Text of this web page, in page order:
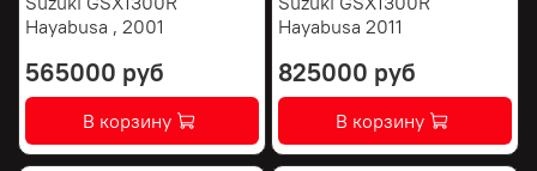
Hayabusa , 2001
565000 руб
В корзину
Hayabusa 2011
825000 руб
В корзину